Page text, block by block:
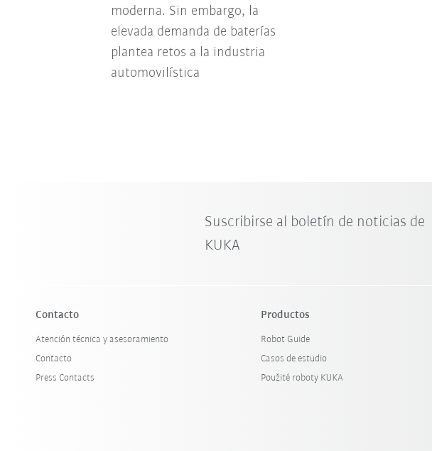
moderna. Sin embargo, la
elevada demanda de baterías
plantea retos a la industria
automovilística
Suscribirse al boletín de noticias de
KUKA
Contacto
Atención técnica y asesoramiento
Contacto
Press Contacts
Productos
Robot Guide
Casos de estudio
Použité roboty KUKA